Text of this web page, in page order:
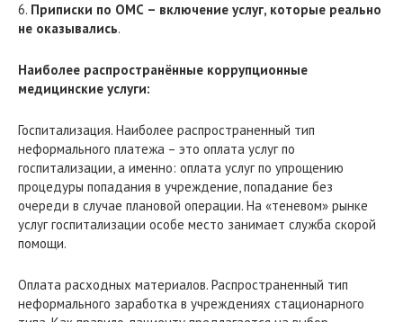
6. Приписки по ОМС – включение услуг, которые реально
не оказывались.
Наиболее распространённые коррупционные
медицинские услуги:
Госпитализация. Наиболее распространенный тип
неформального платежа – это оплата услуг по
госпитализации, а именно: оплата услуг по упрощению
процедуры попадания в учреждение, попадание без
очереди в случае плановой операции. На «теневом» рынке
услуг госпитализации особе место занимает служба скорой
помощи.
Оплата расходных материалов. Распространенный тип
неформального заработка в учреждениях стационарного